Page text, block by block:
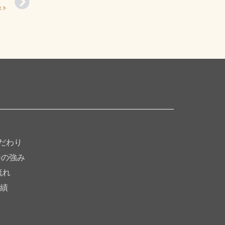
ト
わり
強み
れ